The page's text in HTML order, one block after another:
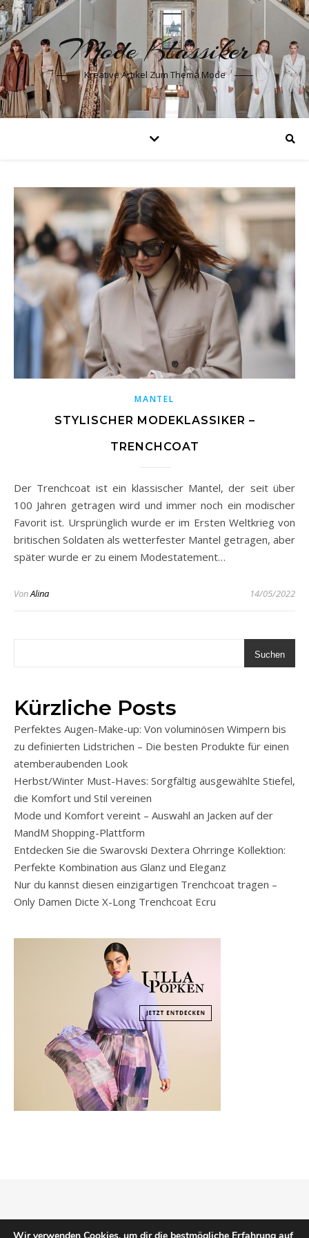
Mode Klassiker
Kreative Artikel Zum Thema Mode
MANTEL
STYLISCHER MODEKLASSIKER –
TRENCHCOAT
Der Trenchcoat ist ein klassischer Mantel, der seit über
100 Jahren getragen wird und immer noch ein modischer
Favorit ist. Ursprünglich wurde er im Ersten Weltkrieg von
britischen Soldaten als wetterfester Mantel getragen, aber
später wurde er zu einem Modestatement…
VonAlina 14/05/2022
Suchen
Kürzliche Posts
Perfektes Augen-Make-up: Von voluminösen Wimpern bis
zu definierten Lidstrichen – Die besten Produkte für einen
atemberaubenden Look
Herbst/Winter Must-Haves: Sorgfältig ausgewählte Stiefel,
die Komfort und Stil vereinen
Mode und Komfort vereint – Auswahl an Jacken auf der
MandM Shopping-Plattform
Entdecken Sie die Swarovski Dextera Ohrringe Kollektion:
Perfekte Kombination aus Glanz und Eleganz
Nur du kannst diesen einzigartigen Trenchcoat tragen –
Only Damen Dicte X-Long Trenchcoat Ecru
Copyright © 2026 Mode Klassiker Impressum Datenschutz